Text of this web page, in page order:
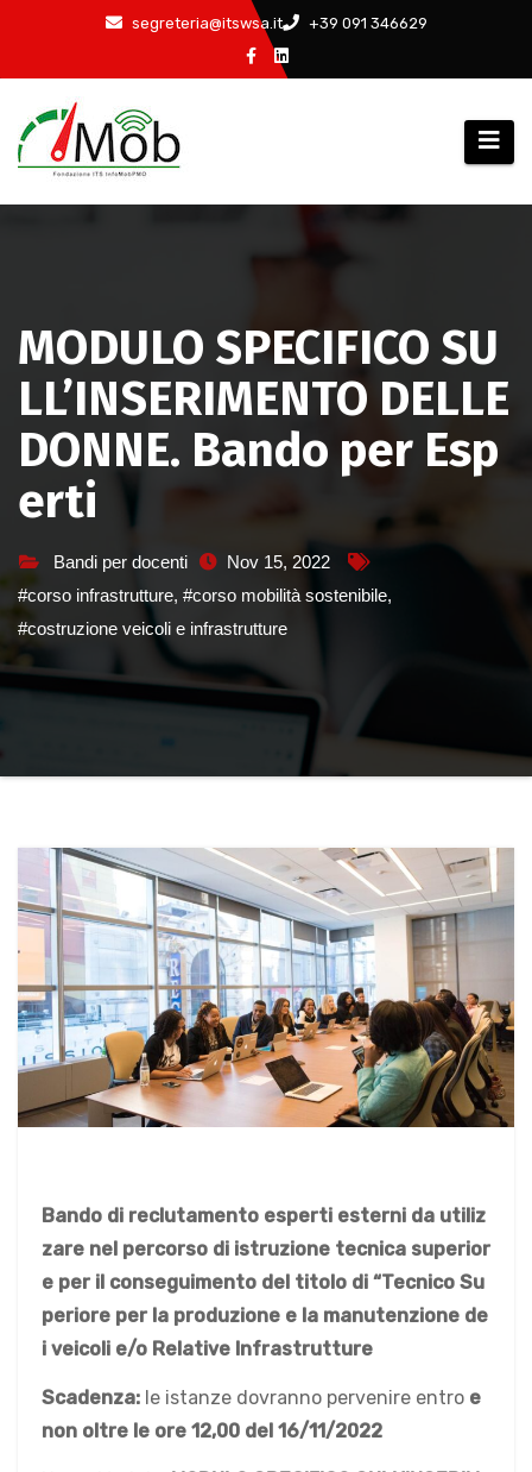
contenuto
segreteria@itswsa.it +39 091 346629
MODULO SPECIFICO SU
LL’INSERIMENTO DELLE
DONNE. Bando per Esp
erti
Bandi per docenti
Nov 15, 2022
#corso infrastrutture, #corso mobilità sostenibile,
#costruzione veicoli e infrastrutture
Bando di reclutamento esperti esterni da utiliz
zare nel percorso di istruzione tecnica superior
e per il conseguimento del titolo di “Tecnico Su
periore per la produzione e la manutenzione de
i veicoli e/o Relative Infrastrutture
Scadenza: le istanze dovranno pervenire entro e
non oltre le ore 12,00 del 16/11/2022